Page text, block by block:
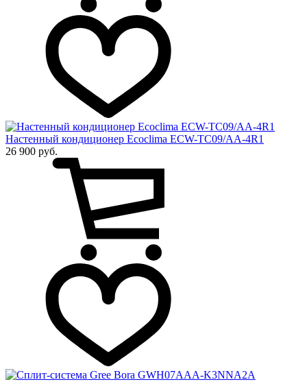
Настенный кондиционер Ecoclima ECW-TC09/AA-4R1
26 900 руб.